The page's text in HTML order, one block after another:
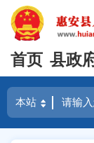
首页 县政